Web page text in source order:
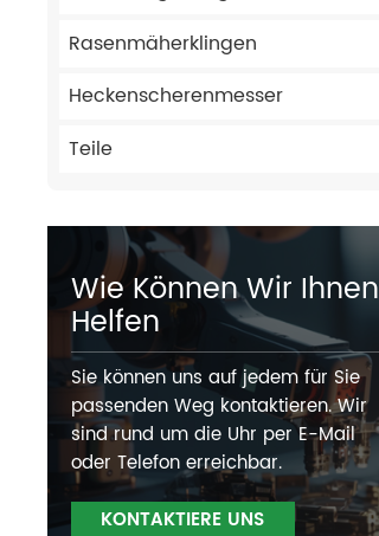
Rasenmäherklingen
Heckenscherenmesser
Teile
Wie Können Wir Ihnen
Helfen
Sie können uns auf jedem für Sie
passenden Weg kontaktieren. Wir
sind rund um die Uhr per E-Mail
oder Telefon erreichbar.
KONTAKTIERE UNS